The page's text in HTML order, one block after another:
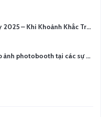
Year End Party 2025 – Khi Khoảnh Khắc Trở Thành Dấu Ấn | Gói Ưu Đãi Tháng 12 Từ YCN Media
Xu hướng chụp ảnh photobooth tại các sự kiện hiện nay